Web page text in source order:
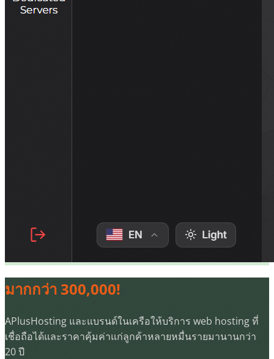
มากกว่า 300,000!
APlusHosting และแบรนด์ในเครือให้บริการ web hosting ที่
เชื่อถือได้และราคาคุ้มค่าแก่ลูกค้าหลายหมื่นรายมานานกว่า
20 ปี